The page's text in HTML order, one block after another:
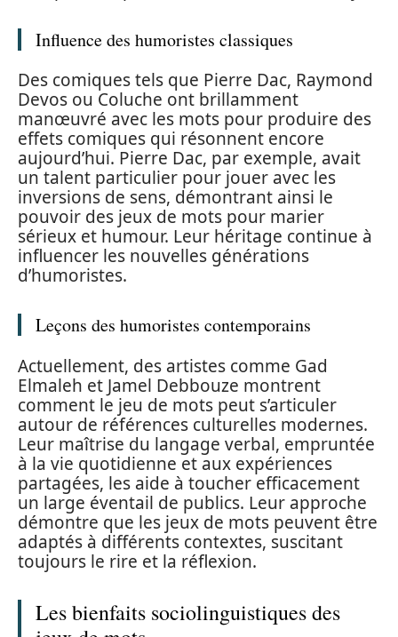
Influence des humoristes classiques
Des comiques tels que Pierre Dac, Raymond
Devos ou Coluche ont brillamment
manœuvré avec les mots pour produire des
effets comiques qui résonnent encore
aujourd’hui. Pierre Dac, par exemple, avait
un talent particulier pour jouer avec les
inversions de sens, démontrant ainsi le
pouvoir des jeux de mots pour marier
sérieux et humour. Leur héritage continue à
influencer les nouvelles générations
d’humoristes.
Leçons des humoristes contemporains
Actuellement, des artistes comme Gad
Elmaleh et Jamel Debbouze montrent
comment le jeu de mots peut s’articuler
autour de références culturelles modernes.
Leur maîtrise du langage verbal, empruntée
à la vie quotidienne et aux expériences
partagées, les aide à toucher efficacement
un large éventail de publics. Leur approche
démontre que les jeux de mots peuvent être
adaptés à différents contextes, suscitant
toujours le rire et la réflexion.
Les bienfaits sociolinguistiques des